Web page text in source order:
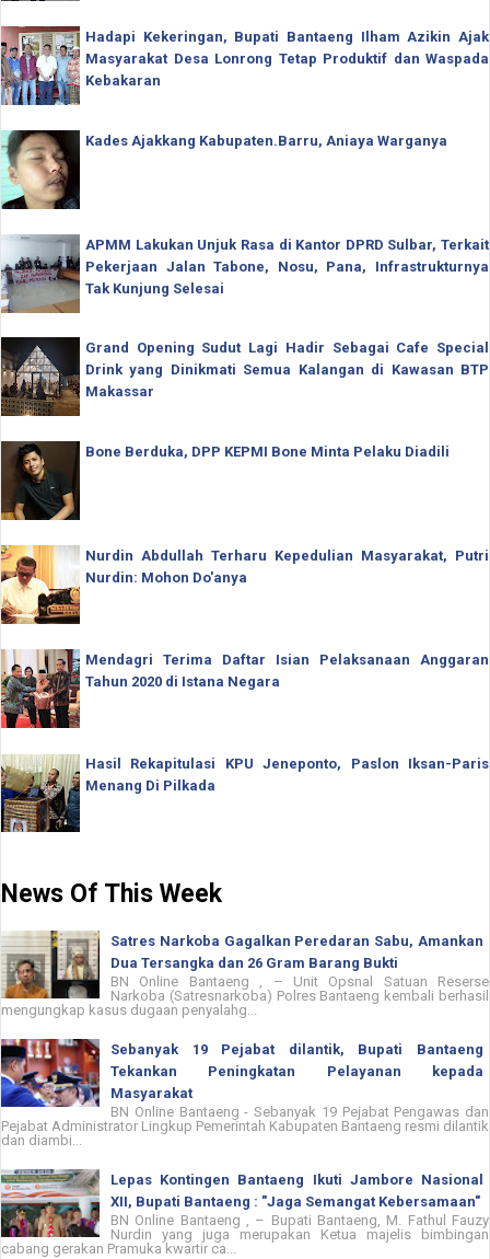
Hadapi Kekeringan, Bupati Bantaeng Ilham Azikin Ajak
Masyarakat Desa Lonrong Tetap Produktif dan Waspada
Kebakaran
Kades Ajakkang Kabupaten.Barru, Aniaya Warganya
APMM Lakukan Unjuk Rasa di Kantor DPRD Sulbar, Terkait
Pekerjaan Jalan Tabone, Nosu, Pana, Infrastrukturnya
Tak Kunjung Selesai
Grand Opening Sudut Lagi Hadir Sebagai Cafe Special
Drink yang Dinikmati Semua Kalangan di Kawasan BTP
Makassar
Bone Berduka, DPP KEPMI Bone Minta Pelaku Diadili
Nurdin Abdullah Terharu Kepedulian Masyarakat, Putri
Nurdin: Mohon Do'anya
Mendagri Terima Daftar Isian Pelaksanaan Anggaran
Tahun 2020 di Istana Negara
Hasil Rekapitulasi KPU Jeneponto, Paslon Iksan-Paris
Menang Di Pilkada
News Of This Week
Satres Narkoba Gagalkan Peredaran Sabu, Amankan
Dua Tersangka dan 26 Gram Barang Bukti
BN Online Bantaeng , – Unit Opsnal Satuan Reserse
Narkoba (Satresnarkoba) Polres Bantaeng kembali berhasil
mengungkap kasus dugaan penyalahg...
Sebanyak 19 Pejabat dilantik, Bupati Bantaeng
Tekankan Peningkatan Pelayanan kepada
Masyarakat
BN Online Bantaeng - Sebanyak 19 Pejabat Pengawas dan
Pejabat Administrator Lingkup Pemerintah Kabupaten Bantaeng resmi dilantik
dan diambi...
Lepas Kontingen Bantaeng Ikuti Jambore Nasional
XII, Bupati Bantaeng : "Jaga Semangat Kebersamaan"
BN Online Bantaeng , – Bupati Bantaeng, M. Fathul Fauzy
Nurdin yang juga merupakan Ketua majelis bimbingan
cabang gerakan Pramuka kwartir ca...